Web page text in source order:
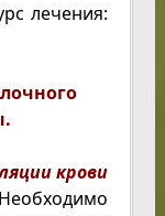
лечения:
крови
Необходимо